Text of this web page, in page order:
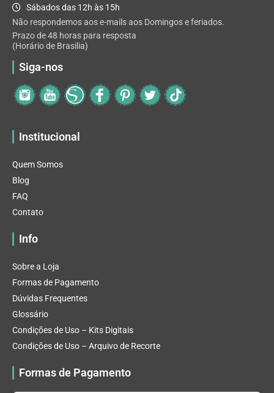
Sábados das 12h às 15h
Não respondemos aos e-mails aos Domingos e feriados.
Prazo de 48 horas para resposta
(Horário de Brasilia)
Siga-nos
Institucional
Quem Somos
Blog
FAQ
Contato
Info
Sobre a Loja
Formas de Pagamento
Dúvidas Frequentes
Glossário
Condições de Uso – Kits Digitais
Condições de Uso – Arquivo de Recorte
Formas de Pagamento